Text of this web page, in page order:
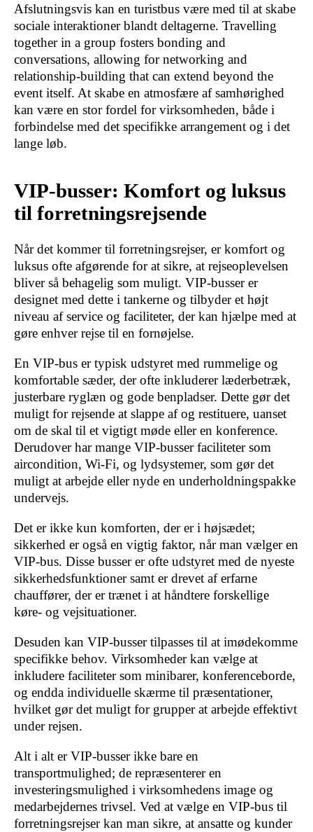
Afslutningsvis kan en turistbus være med til at skabe
sociale interaktioner blandt deltagerne. Travelling
together in a group fosters bonding and
conversations, allowing for networking and
relationship-building that can extend beyond the
event itself. At skabe en atmosfære af samhørighed
kan være en stor fordel for virksomheden, både i
forbindelse med det specifikke arrangement og i det
lange løb.
VIP-busser: Komfort og luksus
til forretningsrejsende
Når det kommer til forretningsrejser, er komfort og
luksus ofte afgørende for at sikre, at rejseoplevelsen
bliver så behagelig som muligt. VIP-busser er
designet med dette i tankerne og tilbyder et højt
niveau af service og faciliteter, der kan hjælpe med at
gøre enhver rejse til en fornøjelse.
En VIP-bus er typisk udstyret med rummelige og
komfortable sæder, der ofte inkluderer læderbetræk,
justerbare ryglæn og gode benpladser. Dette gør det
muligt for rejsende at slappe af og restituere, uanset
om de skal til et vigtigt møde eller en konference.
Derudover har mange VIP-busser faciliteter som
aircondition, Wi-Fi, og lydsystemer, som gør det
muligt at arbejde eller nyde en underholdningspakke
undervejs.
Det er ikke kun komforten, der er i højsædet;
sikkerhed er også en vigtig faktor, når man vælger en
VIP-bus. Disse busser er ofte udstyret med de nyeste
sikkerhedsfunktioner samt er drevet af erfarne
chauffører, der er trænet i at håndtere forskellige
køre- og vejsituationer.
Desuden kan VIP-busser tilpasses til at imødekomme
specifikke behov. Virksomheder kan vælge at
inkludere faciliteter som minibarer, konferenceborde,
og endda individuelle skærme til præsentationer,
hvilket gør det muligt for grupper at arbejde effektivt
under rejsen.
Alt i alt er VIP-busser ikke bare en
transportmulighed; de repræsenterer en
investeringsmulighed i virksomhedens image og
medarbejdernes trivsel. Ved at vælge en VIP-bus til
forretningsrejser kan man sikre, at ansatte og kunder